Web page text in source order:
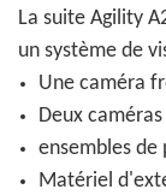
La suite Agility
un système de
Une caméra
Deux
ensembles de
Matériel